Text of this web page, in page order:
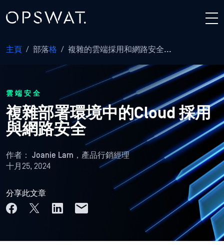
主頁 / 部落格 / 複雜的雲端採用和網路安全...
雲端安全
複雜部署環境中的Cloud 採用
與網路安全
作者： Joanie Lam，產品行銷經理
十月25, 2024
分享此文章